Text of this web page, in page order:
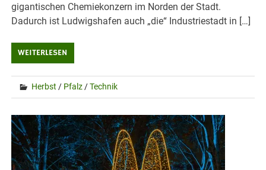
gigantischen Chemiekonzern im Norden der Stadt.
Dadurch ist Ludwigshafen auch „die“ Industriestadt in […]
WEITERLESEN
Herbst / Pfalz /Technik